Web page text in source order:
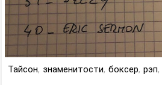
Тайсон, знаменитости, боксер, рэп,